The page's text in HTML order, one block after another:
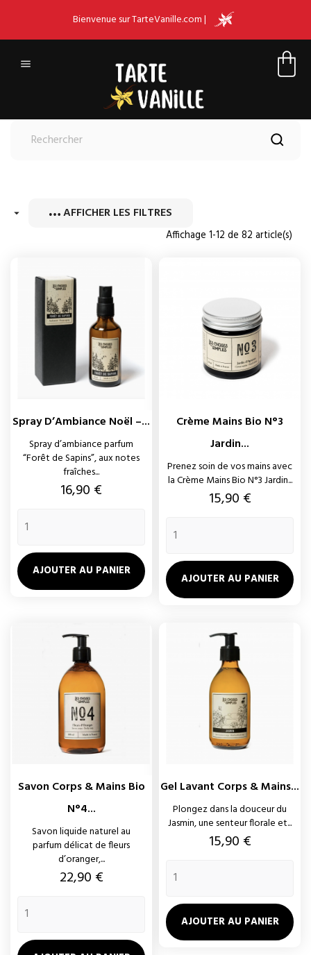
Bienvenue sur TarteVanille.com |

 AFFICHER LES FILTRES
Affichage 1-12 de 82 article(s)
Spray D’Ambiance Noël –...
Spray d’ambiance parfum
“Forêt de Sapins”, aux notes
fraîches...
Prix
16,90 €
AJOUTER AU PANIER
Crème Mains Bio N°3
Jardin...
Prenez soin de vos mains avec
la Crème Mains Bio N°3 Jardin...
Prix
15,90 €
AJOUTER AU PANIER
Savon Corps & Mains Bio
N°4...
Savon liquide naturel au
parfum délicat de fleurs
d’oranger,...
Prix
22,90 €
Gel Lavant Corps & Mains...
Plongez dans la douceur du
Jasmin, une senteur florale et...
Prix
15,90 €
AJOUTER AU PANIER